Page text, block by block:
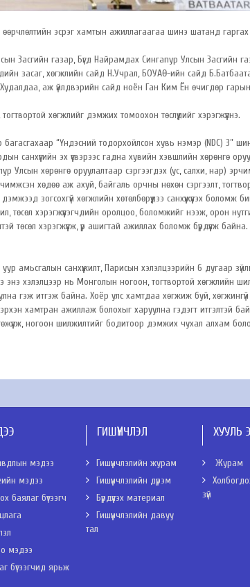
эсрэг хамтын ажиллагаагаа шинэ шатанд гаргах
Засгийн газар, Бүгд Найрамдах Сингапур Улсын Засгийн
засаг, хөгжлийн сайд Н.Учрал, БОУАӨ-ийн сайд
аж үйлдвэрийн сайд ноён Ган Ким Ён өчигдөр гарын
хөгжлийг дэмжих томоохон төслүүдийг хэрэгжүүлнэ.
“Үндэсний тодорхойлсон хувь нэмэр (NDC) 3”
санхүүгийн эх үүсвэрээс гадна хувийн хэвшлийн хөрөнгө
Улсын хөрөнгө оруулалтаар сэргээгдэх (ус, салхи, нар)
хөдөө аж ахуй, байгаль орчны нөхөн сэргээлт,
зогсохгүй хөгжлийн хөтөлбөрүүдээ санхүүжүүлэх
хэрэгжүүлэгчдийн оролцоо, боломжийг нээж, орон
хэрэгжүүлж, үр ашигтай ажиллах боломж бүрдүүлж байна.
амьсгалын санхүүжилт, Парисын хэлэлцээрийн 6 дугаар
энэ хэлэлцээр нь Монголын ногоон, тогтвортой хөгжлийн
гэж итгэж байна. Хоёр улс хамтдаа хөгжиж буй,
хамтран ажиллаж болохыг харуулна гэдэгт итгэлтэй
ногоон шилжилтийг бодитоор дэмжих чухал алхам
мэдээ
мэдээ
баялаг бүтээгч
мэдээ
бүтээгчид ярьж
ГИШҮҮНЧЛЭЛ
Гишүүнчлэлийн журам
Гишүүнчлэлийн дүрэм
Бүрдүүлэх материал
Гишүүнчлэлийн давуу
тал
ХУУЛЬ
Журам
зүй